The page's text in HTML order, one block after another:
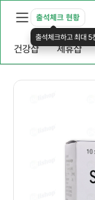
출석체크 현황
출석체크하고 최대 5
건강샵 제휴샵